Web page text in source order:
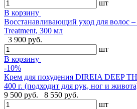
шт
В корзину
Восстанавливающий уход для волос
Treatment, 300 мл
3 900 руб.
шт
В корзину
-10%
Крем для похудения DIREIA DEEP
400 г. (подходит для рук, ног и
9 500 руб.
8 550 руб.
шт